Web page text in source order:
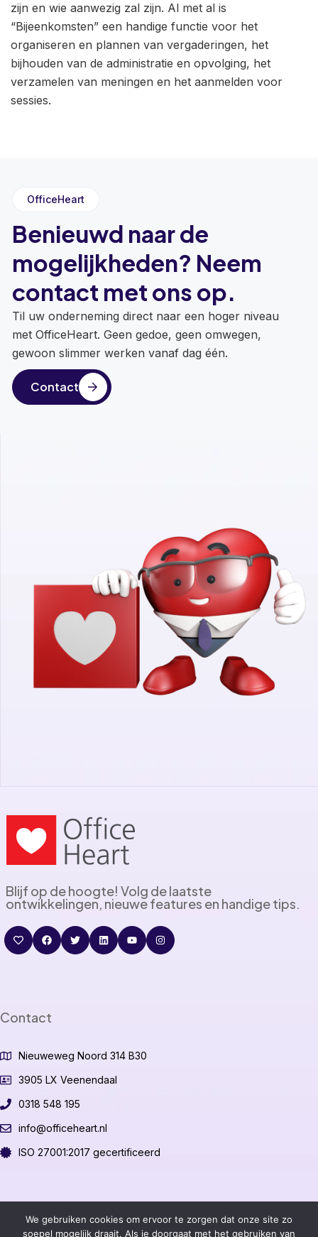
zijn en wie aanwezig zal zijn. Al met al is
“Bijeenkomsten” een handige functie voor het
organiseren en plannen van vergaderingen, het
bijhouden van de administratie en opvolging, het
verzamelen van meningen en het aanmelden voor
sessies.
OfficeHeart
Benieuwd naar de
mogelijkheden? Neem
contact met ons op.
Til uw onderneming direct naar een hoger niveau
met OfficeHeart. Geen gedoe, geen omwegen,
gewoon slimmer werken vanaf dag één.
Contact
Blijf op de hoogte! Volg de laatste
ontwikkelingen, nieuwe features en handige tips.
Contact
Nieuweweg Noord 314 B30
3905 LX Veenendaal
0318 548 195
info@officeheart.nl
ISO 27001:2017 gecertificeerd
©2026 OfficeHeart B.V.
We gebruiken cookies om ervoor te zorgen dat onze site zo
soepel mogelijk draait. Als je doorgaat met het gebruiken van